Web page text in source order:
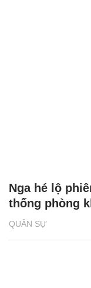
QUÂN SỰ
Nga hé lộ
thống phòng